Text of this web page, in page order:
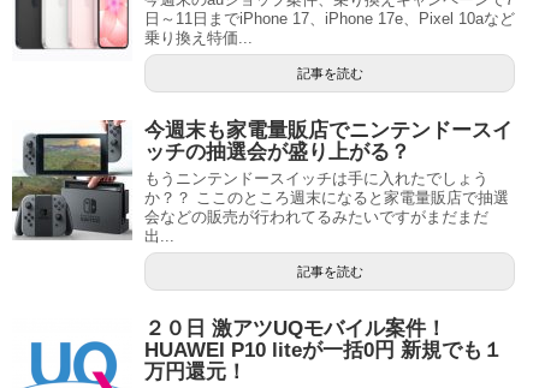
日～11日までiPhone 17、iPhone 17e、Pixel 10aなど
乗り換え特価...
記事を読む
今週末も家電量販店でニンテンドースイ
ッチの抽選会が盛り上がる？
もうニンテンドースイッチは手に入れたでしょう
か？？ ここのところ週末になると家電量販店で抽選
会などの販売が行われてるみたいですがまだまだ
出...
記事を読む
２０日 激アツUQモバイル案件！
HUAWEI P10 liteが一括0円 新規でも１
万円還元！